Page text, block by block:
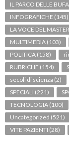
IL PARCO DELLE
INFOGRAFICHE (145)
LA VOCE DEL MASTER
MULTIMEDIA (103)
POLITICA (158)
RUBRICHE (154)
secoli di scienza (2)
SPECIALI (221)
TECNOLOGIA (100)
Uncategorized (521)
VITE PAZIENTI (28)